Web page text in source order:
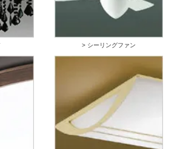
> シーリングファン